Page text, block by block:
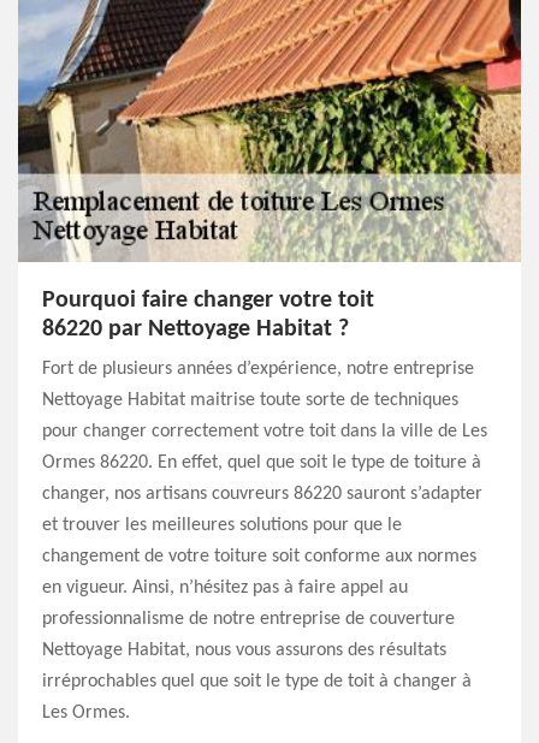
Pourquoi faire changer votre toit
86220 par Nettoyage Habitat ?
Fort de plusieurs années d’expérience, notre entreprise
Nettoyage Habitat maitrise toute sorte de techniques
pour changer correctement votre toit dans la ville de Les
Ormes 86220. En effet, quel que soit le type de toiture à
changer, nos artisans couvreurs 86220 sauront s’adapter
et trouver les meilleures solutions pour que le
changement de votre toiture soit conforme aux normes
en vigueur. Ainsi, n’hésitez pas à faire appel au
professionnalisme de notre entreprise de couverture
Nettoyage Habitat, nous vous assurons des résultats
irréprochables quel que soit le type de toit à changer à
Les Ormes.